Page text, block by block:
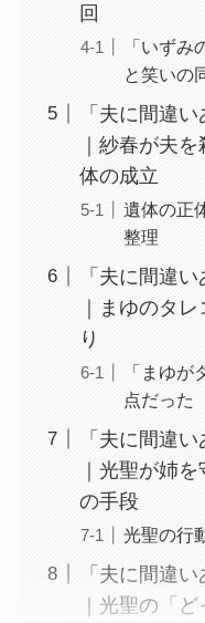
回
「いず
と笑いの
「夫に間違
｜紗春が夫
体の成立
遺体の正
整理
「夫に間違
｜まゆのタ
り
「まゆ
点だった
「夫に間違
｜光聖が姉
の手段
光聖の行
「夫に間違
｜光聖の「